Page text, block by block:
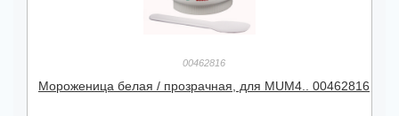
00462816
Мороженица белая / прозрачная, для MUM4.. 00462816